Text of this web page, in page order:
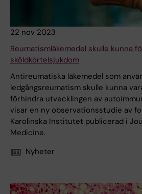
22 nov 2023
Reumatismläkemedel skulle kunna
sköldkörtelsjukdom
Antireumatiska läkemedel som
ledgångsreumatism skulle kunna
förhindra utvecklingen av
visar en ny observationsstudie av
Karolinska Institutet publicerad i
Medicine.
Nyheter